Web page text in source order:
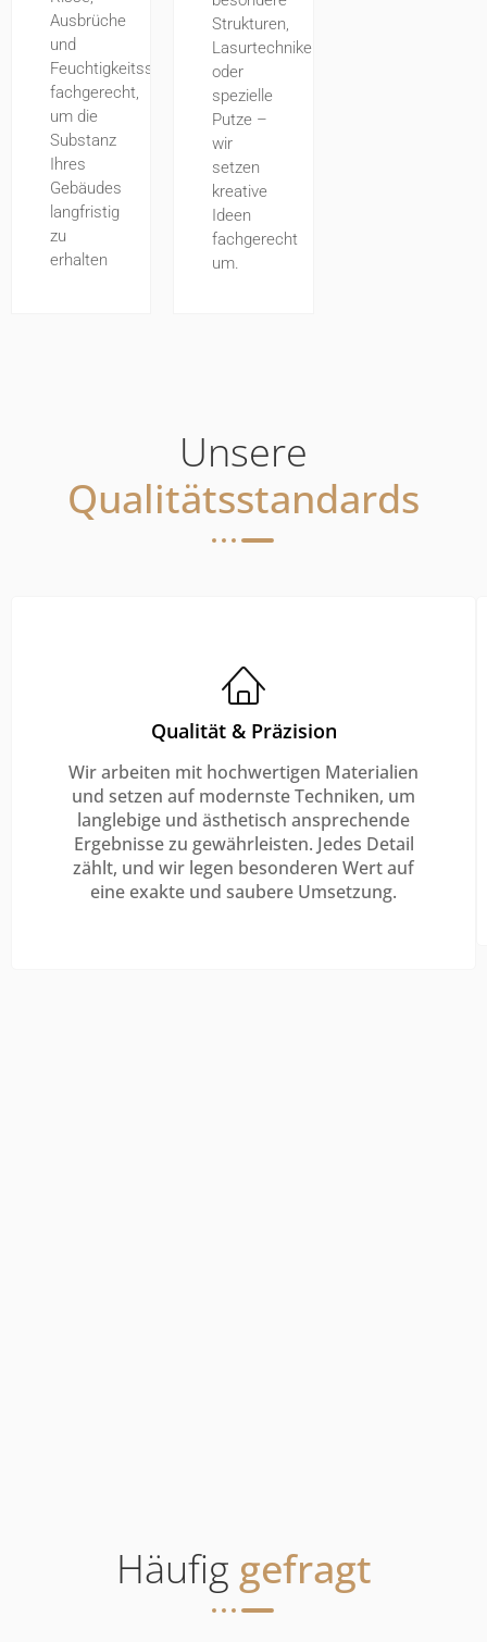
Ausbrüche
und
Feuchtigkeitsschäden
fachgerecht,
um die
Substanz
Ihres
Gebäudes
langfristig
zu
erhalten
Strukturen,
Lasurtechniken
oder
spezielle
Putze –
wir
setzen
kreative
Ideen
fachgerecht
um.
Unsere
Qualitätsstandards
Qualität & Präzision
Wir arbeiten mit hochwertigen Materialien
und setzen auf modernste Techniken, um
langlebige und ästhetisch ansprechende
Ergebnisse zu gewährleisten. Jedes Detail
zählt, und wir legen besonderen Wert auf
eine exakte und saubere Umsetzung.
Häufig gefragt